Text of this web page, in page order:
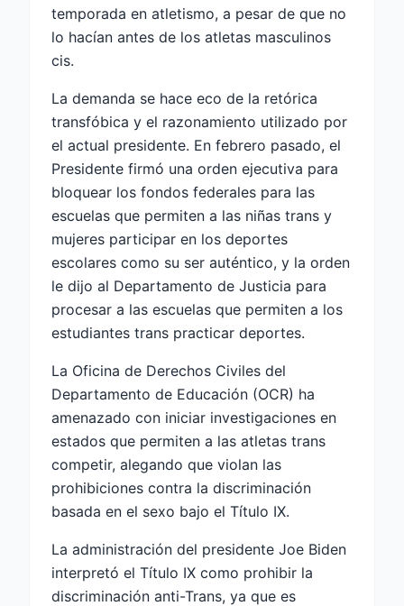
temporada en atletismo, a pesar de que no
lo hacían antes de los atletas masculinos
cis.
La demanda se hace eco de la retórica
transfóbica y el razonamiento utilizado por
el actual presidente. En febrero pasado, el
Presidente firmó una orden ejecutiva para
bloquear los fondos federales para las
escuelas que permiten a las niñas trans y
mujeres participar en los deportes
escolares como su ser auténtico, y la orden
le dijo al Departamento de Justicia para
procesar a las escuelas que permiten a los
estudiantes trans practicar deportes.
La Oficina de Derechos Civiles del
Departamento de Educación (OCR) ha
amenazado con iniciar investigaciones en
estados que permiten a las atletas trans
competir, alegando que violan las
prohibiciones contra la discriminación
basada en el sexo bajo el Título IX.
La administración del presidente Joe Biden
interpretó el Título IX como prohibir la
discriminación anti-Trans, ya que es